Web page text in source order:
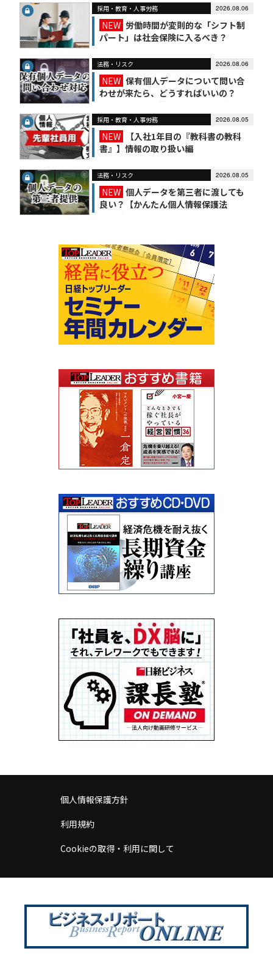
採用・教育・人事労務 2026.08.06
NEW 労働時間が変則的な「シフト制
パート」は社会保険に入るべき？
法務・リスク 2026.08.06
NEW 保有個人データについて問い合
わせが来たら、どうすればいいの？
【かんたん個人情報保護法（7）】
採用・教育・人事労務 2026.08.05
NEW
【入社1年目の『教科書の教科
書』】情報の取り扱い編
法務・リスク 2026.08.05
NEW 個人データを第三者に渡しても
良い？【かんたん個人情報保護法
個人情報保護方針
利用規約
Cookieの取得・利用に関して